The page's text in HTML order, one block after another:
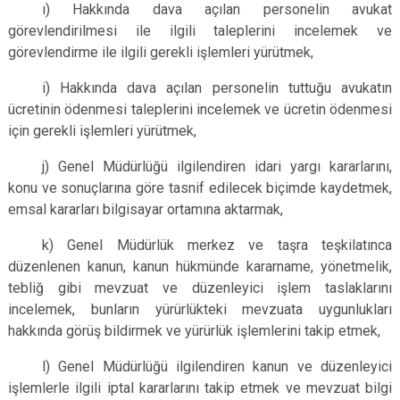
ı) Hakkında dava açılan personelin avukat
görevlendirilmesi ile ilgili taleplerini incelemek ve
görevlendirme ile ilgili gerekli işlemleri yürütmek,
i) Hakkında dava açılan personelin tuttuğu avukatın
ücretinin ödenmesi taleplerini incelemek ve ücretin ödenmesi
için gerekli işlemleri yürütmek,
j) Genel Müdürlüğü ilgilendiren idari yargı kararlarını,
konu ve sonuçlarına göre tasnif edilecek biçimde kaydetmek,
emsal kararları bilgisayar ortamına aktarmak,
k) Genel Müdürlük merkez ve taşra teşkilatınca
düzenlenen kanun, kanun hükmünde kararname, yönetmelik,
tebliğ gibi mevzuat ve düzenleyici işlem taslaklarını
incelemek, bunların yürürlükteki mevzuata uygunlukları
hakkında görüş bildirmek ve yürürlük işlemlerini takip etmek,
l) Genel Müdürlüğü ilgilendiren kanun ve düzenleyici
işlemlerle ilgili iptal kararlarını takip etmek ve mevzuat bilgi